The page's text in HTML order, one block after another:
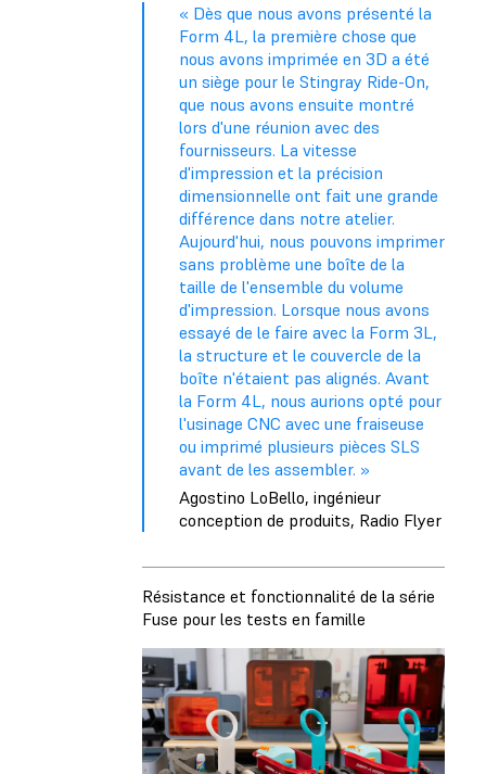
« Dès que nous avons présenté la
Form 4L, la première chose que
nous avons imprimée en 3D a été
un siège pour le Stingray Ride-On,
que nous avons ensuite montré
lors d'une réunion avec des
fournisseurs. La vitesse
d'impression et la précision
dimensionnelle ont fait une grande
différence dans notre atelier.
Aujourd'hui, nous pouvons imprimer
sans problème une boîte de la
taille de l'ensemble du volume
d'impression. Lorsque nous avons
essayé de le faire avec la Form 3L,
la structure et le couvercle de la
boîte n'étaient pas alignés. Avant
la Form 4L, nous aurions opté pour
l'usinage CNC avec une fraiseuse
ou imprimé plusieurs pièces SLS
avant de les assembler. »
Agostino LoBello, ingénieur
conception de produits, Radio Flyer
Résistance et fonctionnalité de la série
Fuse pour les tests en famille